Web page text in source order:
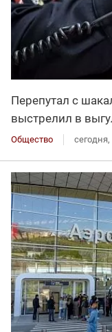
Перепутал с
выстрелил в
Общество сегодня,